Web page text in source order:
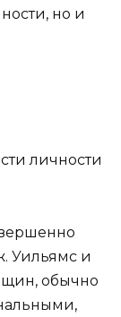
но и
личности
Уильямс и
обычно